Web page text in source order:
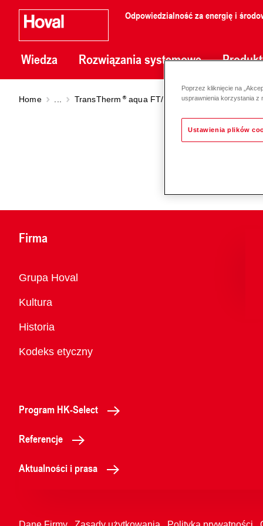
Odpowiedzialność za energię i
Wiedza Rozwiązania systemowe
Home TransTherm aqua FT/FTC TransTherm
Firma
Przegląd
Grupa Hoval
Kultura
Historia
Kodeks etyczny
Program HK-Select
Referencje
Aktualności i prasa
Poprzez kliknięcie na
usprawnienia korzystania z
Ustawienia plików